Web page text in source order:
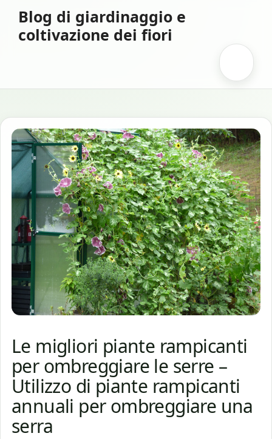
contenuto
Blog di giardinaggio e
coltivazione dei fiori
Le migliori piante rampicanti
per ombreggiare le serre –
Utilizzo di piante rampicanti
annuali per ombreggiare una
serra